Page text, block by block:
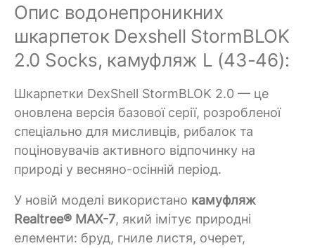
Опис водонепроникних
шкарпеток Dexshell StormBLOK
2.0 Socks, камуфляж L (43-46):
Шкарпетки DexShell StormBLOK 2.0 — це
оновлена версія базової серії, розробленої
спеціально для мисливців, рибалок та
поціновувачів активного відпочинку на
природі у весняно-осінній період.
У новій моделі використано камуфляж
Realtree® MAX-7, який імітує природні
елементи: бруд, гниле листя, очерет,